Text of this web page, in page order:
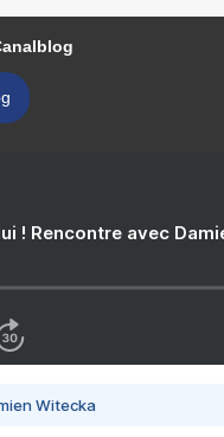
! Rencontre avec
Witecka